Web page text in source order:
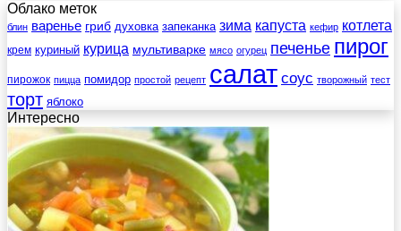
Облако меток
блин варенье гриб духовка запеканка зима капуста кефир котлета
крем куриный курица мультиварке мясо огурец печенье пирог
пирожок пицца помидор простой рецепт салат соус творожный тест
торт яблоко
Интересно